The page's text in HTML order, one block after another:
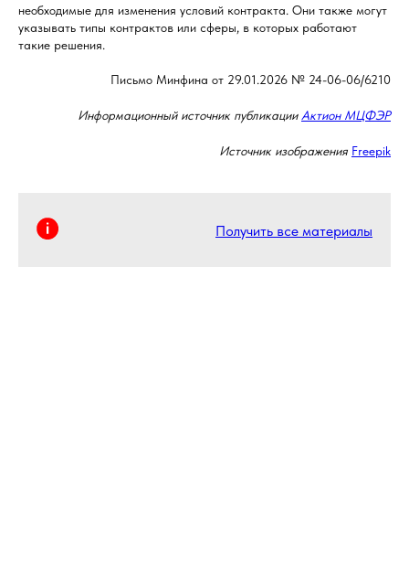
необходимые для изменения условий контракта. Они также могут
указывать типы контрактов или сферы, в которых работают
такие решения.
Письмо Минфина от 29.01.2026 № 24-06-06/6210
Информационный источник публикации Актион МЦФЭР
Источник изображения Freepik
Получить все материалы